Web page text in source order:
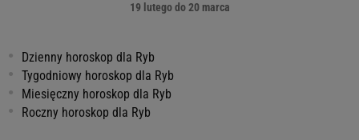
19 lutego do 20 marca
Dzienny horoskop dla Ryb
Tygodniowy horoskop dla Ryb
Miesięczny horoskop dla Ryb
Roczny horoskop dla Ryb